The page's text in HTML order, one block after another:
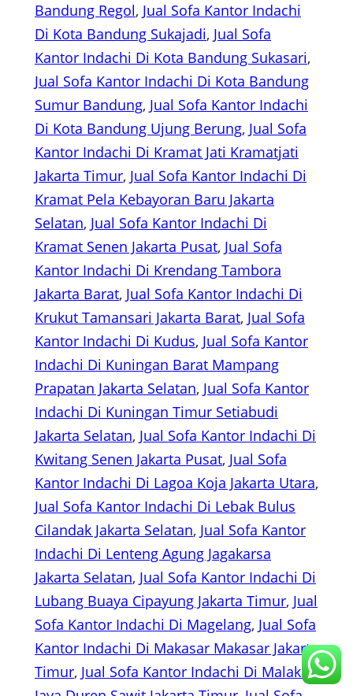
Bandung Regol, Jual Sofa Kantor Indachi
Di Kota Bandung Sukajadi, Jual Sofa
Kantor Indachi Di Kota Bandung Sukasari
Jual Sofa Kantor Indachi Di Kota Bandung
Sumur Bandung, Jual Sofa Kantor Indachi
Di Kota Bandung Ujung Berung, Jual Sofa
Kantor Indachi Di Kramat Jati Kramatjati
Jakarta Timur, Jual Sofa Kantor Indachi Di
Kramat Pela Kebayoran Baru Jakarta
Selatan, Jual Sofa Kantor Indachi Di
Kramat Senen Jakarta Pusat, Jual Sofa
Kantor Indachi Di Krendang Tambora
Jakarta Barat, Jual Sofa Kantor Indachi Di
Krukut Tamansari Jakarta Barat, Jual Sofa
Kantor Indachi Di Kudus, Jual Sofa Kantor
Indachi Di Kuningan Barat Mampang
Prapatan Jakarta Selatan, Jual Sofa Kantor
Indachi Di Kuningan Timur Setiabudi
Jakarta Selatan, Jual Sofa Kantor Indachi Di
Kwitang Senen Jakarta Pusat, Jual Sofa
Kantor Indachi Di Lagoa Koja Jakarta Utara
Jual Sofa Kantor Indachi Di Lebak Bulus
Cilandak Jakarta Selatan, Jual Sofa Kantor
Indachi Di Lenteng Agung Jagakarsa
Jakarta Selatan, Jual Sofa Kantor Indachi Di
Lubang Buaya Cipayung Jakarta Timur, Jual
Sofa Kantor Indachi Di Magelang, Jual Sofa
Kantor Indachi Di Makasar Makasar Jakarta
Timur, Jual Sofa Kantor Indachi Di Malaka